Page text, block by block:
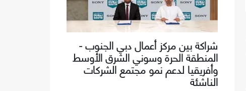
شراكة بين مركز أعمال دبي الجنوب -
المنطقة الحرة وسوني الشرق الأوسط
وأفريقيا لدعم نمو مجتمع الشركات
الناشئة